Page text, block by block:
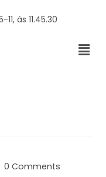
0 Comments